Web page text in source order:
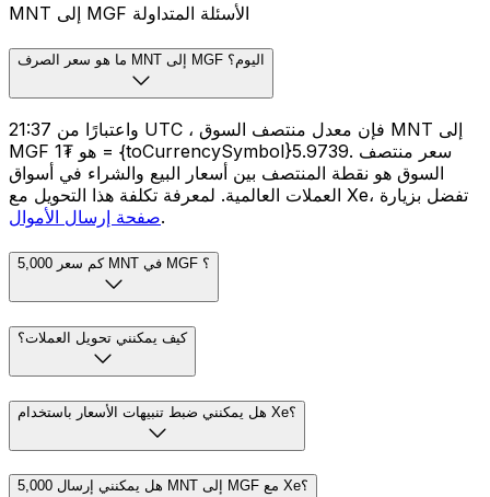
MNT إلى MGF الأسئلة المتداولة
ما هو سعر الصرف MNT إلى MGF اليوم؟
واعتبارًا من 21:37 UTC ، فإن معدل منتصف السوق MNT إلى
MGF هو ₮1 = {toCurrencySymbol}5.9739. سعر منتصف
السوق هو نقطة المنتصف بين أسعار البيع والشراء في أسواق
العملات العالمية. لمعرفة تكلفة هذا التحويل مع Xe، تفضل بزيارة
صفحة إرسال الأموال.
كم سعر 5,000 MNT في MGF ؟
كيف يمكنني تحويل العملات؟
هل يمكنني ضبط تنبيهات الأسعار باستخدام Xe؟
هل يمكنني إرسال 5,000 MNT إلى MGF مع Xe؟